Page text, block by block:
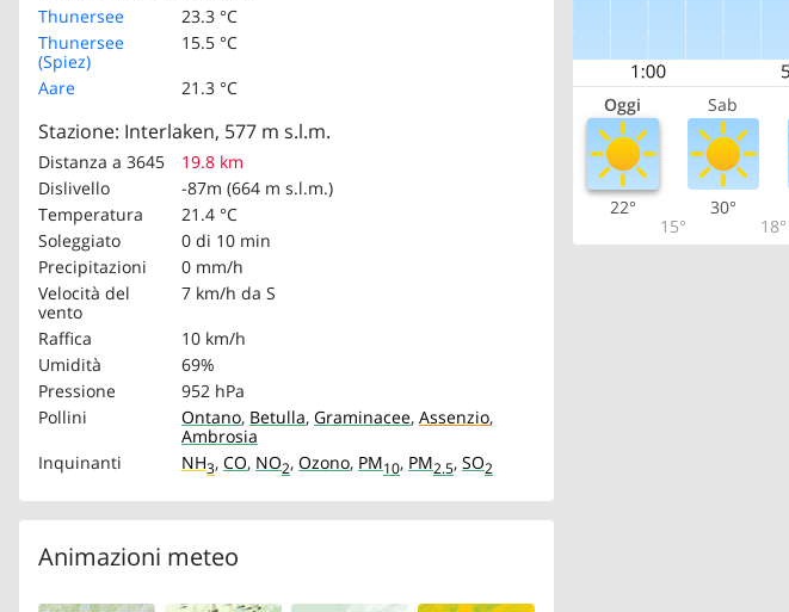
Thunersee
23.3 °C
Thunersee
(Spiez)
15.5 °C
Aare
21.3 °C
Stazione: Interlaken, 577 m s.l.m.
Distanza a 3645
19.8 km
Dislivello
-87m (664 m s.l.m.)
Temperatura
21.4 °C
Soleggiato
0 di 10 min
Precipitazioni
0 mm/h
Velocità del
vento
7 km/h da S
Raffica
10 km/h
Umidità
69%
Pressione
952 hPa
Pollini
Ontano, Betulla, Graminacee, Assenzio,
Ambrosia
Inquinanti
NH3, CO, NO2, Ozono, PM10, PM2.5, SO2
Animazioni meteo
Oggi Sab
22°
15°
30°
18°